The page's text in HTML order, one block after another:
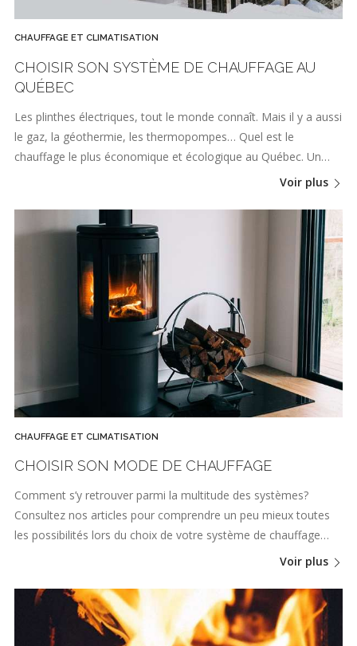
CHAUFFAGE ET CLIMATISATION
CHOISIR SON SYSTÈME DE CHAUFFAGE AU
QUÉBEC
Les plinthes électriques, tout le monde connaît. Mais il y a aussi
le gaz, la géothermie, les thermopompes… Quel est le
chauffage le plus économique et écologique au Québec. Un…
Voir plus
CHAUFFAGE ET CLIMATISATION
CHOISIR SON MODE DE CHAUFFAGE
Comment s’y retrouver parmi la multitude des systèmes?
Consultez nos articles pour comprendre un peu mieux toutes
les possibilités lors du choix de votre système de chauffage…
Voir plus